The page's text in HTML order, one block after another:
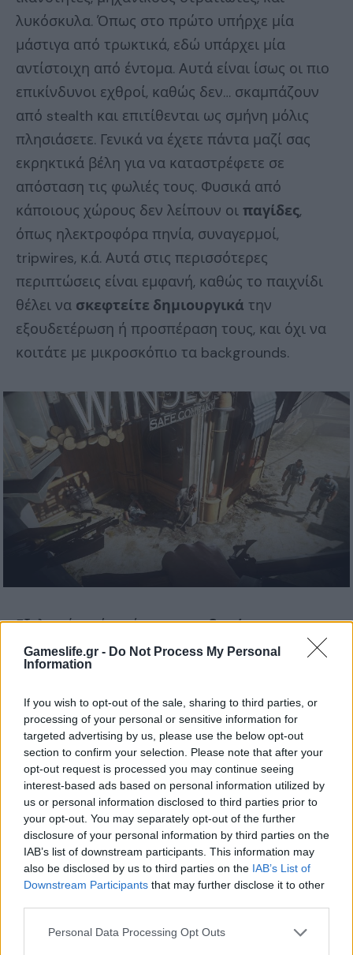
Gameslife.gr - Do Not Process My Personal
Information
If you wish to opt-out of the sale, sharing to third parties, or
processing of your personal or sensitive information for
targeted advertising by us, please use the below opt-out
section to confirm your selection. Please note that after your
opt-out request is processed you may continue seeing
interest-based ads based on personal information utilized by
us or personal information disclosed to third parties prior to
your opt-out. You may separately opt-out of the further
disclosure of your personal information by third parties on the
IAB’s list of downstream participants. This information may
also be disclosed by us to third parties on the IAB’s List of
Downstream Participants that may further disclose it to other
Personal Data Processing Opt Outs
λυκόσκυλα. Όπως στο πρώτο υπήρχε μία
μάστιγα από τρωκτικά, εδώ υπάρχει μία
αντίστοιχη από έντομα. Αυτά είναι ίσως οι πιο
επικίνδυνοι εχθροί, καθώς δεν… σκαμπάζουν
από stealth και επιτίθενται ως σμήνη μόλις
πλησιάσετε. Γενικά να έχετε πάντα μαζί σας
εκρηκτικά βέλη για να καταστρέφετε σε
απόσταση τις φωλιές τους. Φυσικά από
κάποιους χώρους δεν λείπουν οι παγίδες,
όπως ηλεκτροφόρα πηνία, συναγερμοί,
tripwires, κ.ά. Αυτά στις περισσότερες
περιπτώσεις είναι εμφανή, καθώς το παιχνίδι
θέλει να σκεφτείτε δημιουργικά την
εξουδετέρωση ή προσπέραση τους, και όχι να
κοιτάτε με μικροσκόπιο τα backgrounds.
Εξελιγμένη είναι όμως και ηδομή των
αποστολών. Σε μία περιοχή θα βρεθείτε σε
ένα μέγαρο που αλλάζουν μηχανικά θέση οι
εσωτερικοί χώροι του. Σε μία άλλη θα μπορείτε
να μεταβαίνετε μεταξύ διαστάσεων, όπως στο
Quantum Conundrum! Όσο για τουςτρόπους
εξουδετέρωσηςτων κυρίων στόχων σας, αυτό
μπορεί να γίνει απλά σκοτώνοντας τους, ή… με
πιο ενδιαφέροντες τρόπους. Αυτοί αν και
τυπικά είναιnon-lethal, πρόκειται είτε για
χειρότερες τιμωρίες σε κάποιες περιπτώσεις, ή
για διάσωση σε άλλες. Δεν είναι απαραίτητα
όλοι οι στόχοι σας «κακοί», και εκτός αυτού
όσοι περισσότεροι χαρακτήρες παραμένουν